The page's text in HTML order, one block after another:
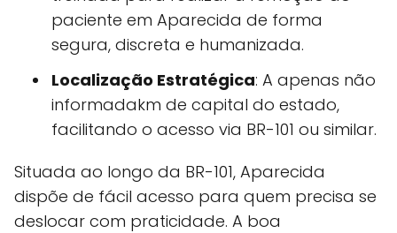
paciente em Aparecida de forma
segura, discreta e humanizada.
Localização Estratégica: A apenas não
informadakm de capital do estado,
facilitando o acesso via BR-101 ou similar.
Situada ao longo da BR-101, Aparecida
dispõe de fácil acesso para quem precisa se
deslocar com praticidade. A boa